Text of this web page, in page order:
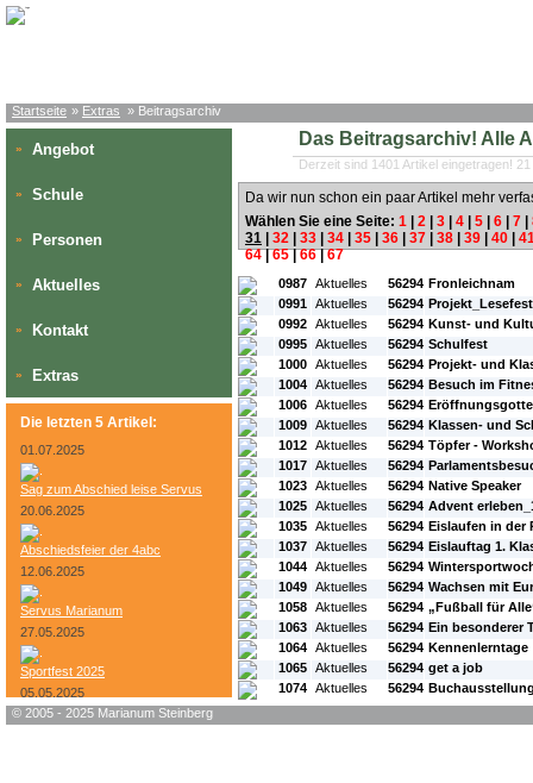
Startseite » Extras » Beitragsarchiv
» Angebot
» Schule
» Personen
» Aktuelles
» Kontakt
» Extras
Die letzten 5 Artikel:
01.07.2025
Sag zum Abschied leise Servus
20.06.2025
Abschiedsfeier der 4abc
12.06.2025
Servus Marianum
27.05.2025
Sportfest 2025
05.05.2025
Das Beitragsarchiv! Alle
Derzeit sind 1401 Artikel eingetragen!
Da wir nun schon ein paar Artikel mehr
Wählen Sie eine Seite: 1 2 3 4 5 6 7
31
32 33 34 35 36 37 38 39 40
64|65|66|67
#L: #ID: #Rubrik:
0987 Aktuelles 56294 Fronleichnam
0991 Aktuelles 56294
0992 Aktuelles 56294 Kunst- und
0995 Aktuelles 56294 Schulfest
1000 Aktuelles 56294 Projekt- und
1004 Aktuelles 56294 Besuch im
1006 Aktuelles 56294
1009 Aktuelles 56294 Klassen- und
1012 Aktuelles 56294 Töpfer -
1017 Aktuelles 56294
1023 Aktuelles 56294 Native Speaker
1025 Aktuelles 56294 Advent
1035 Aktuelles 56294 Eislaufen in der
1037 Aktuelles 56294 Eislauftag 1.
1044 Aktuelles 56294
1049 Aktuelles 56294 Wachsen mit
1058 Aktuelles 56294 „Fußball für
1063 Aktuelles 56294 Ein besonderer
1064 Aktuelles 56294 Kennenlerntage
1065 Aktuelles 56294 get a job
1074 Aktuelles 56294
© 2005 - 2025 Marianum Steinberg